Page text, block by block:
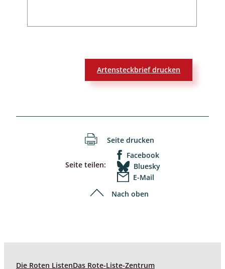
Artensteckbrief drucken
Seite drucken
Seite teilen:
Facebook
Bluesky
E-Mail
Nach oben
Die Roten ListenDas Rote-Liste-Zentrum